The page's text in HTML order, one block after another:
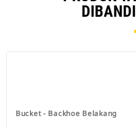
Bucket - Backhoe Belakang